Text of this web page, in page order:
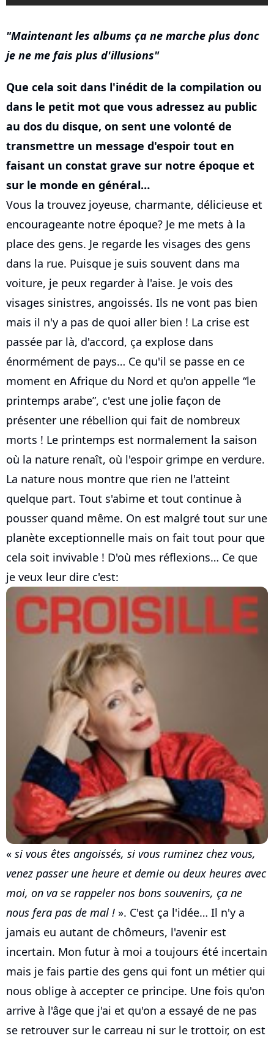
Maintenant les albums ça ne marche plus donc
je ne me fais plus d'illusions
Que cela soit dans l'inédit de la compilation ou
dans le petit mot que vous adressez au public
au dos du disque, on sent une volonté de
transmettre un message d'espoir tout en
faisant un constat grave sur notre époque et
sur le monde en général…
Vous la trouvez joyeuse, charmante, délicieuse et
encourageante notre époque? Je me mets à la
place des gens. Je regarde les visages des gens
dans la rue. Puisque je suis souvent dans ma
voiture, je peux regarder à l'aise. Je vois des
visages sinistres, angoissés. Ils ne vont pas bien
mais il n'y a pas de quoi aller bien ! La crise est
passée par là, d'accord, ça explose dans
énormément de pays… Ce qu'il se passe en ce
moment en Afrique du Nord et qu'on appelle “le
printemps arabe”, c'est une jolie façon de
présenter une rébellion qui fait de nombreux
morts ! Le printemps est normalement la saison
où la nature renaît, où l'espoir grimpe en verdure.
La nature nous montre que rien ne l'atteint
quelque part. Tout s'abime et tout continue à
pousser quand même. On est malgré tout sur une
planète exceptionnelle mais on fait tout pour que
cela soit invivable ! D'où mes réflexions… Ce que
je veux leur dire c'est:
« si vous êtes angoissés, si vous ruminez chez vous,
venez passer une heure et demie ou deux heures avec
moi, on va se rappeler nos bons souvenirs, ça ne
nous fera pas de mal ! ». C'est ça l'idée… Il n'y a
jamais eu autant de chômeurs, l'avenir est
incertain. Mon futur à moi a toujours été incertain
mais je fais partie des gens qui font un métier qui
nous oblige à accepter ce principe. Une fois qu'on
arrive à l'âge que j'ai et qu'on a essayé de ne pas
se retrouver sur le carreau ni sur le trottoir, on est